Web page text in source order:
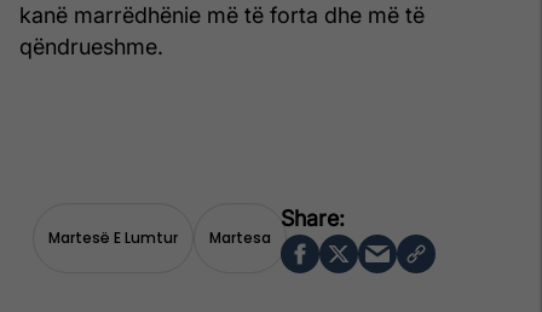
kanë marrëdhënie më të forta dhe më të
qëndrueshme.
Martesë E Lumtur Martesa